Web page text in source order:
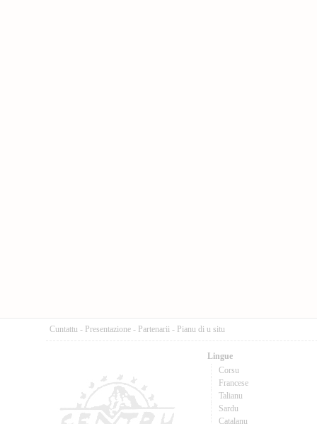
Cuntattu - Presentazione - Partenarii - Pianu di u situ
Lingue
Corsu
Francese
Talianu
Sardu
Catalanu